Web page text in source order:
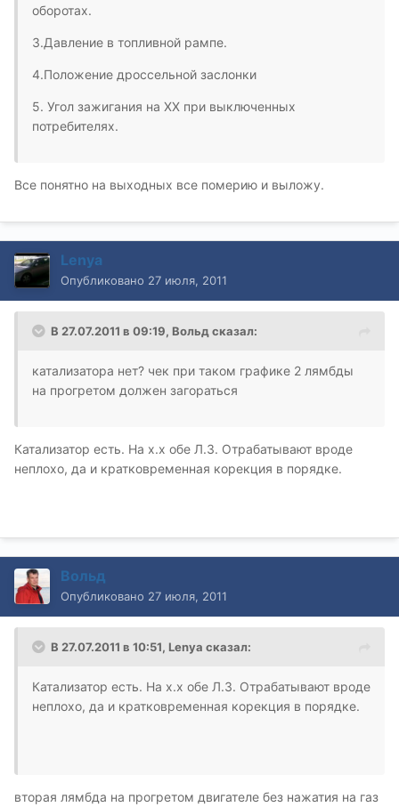
оборотах.
3.Давление в топливной рампе.
4.Положение дроссельной заслонки
5. Угол зажигания на ХХ при выключенных
потребителях.
Все понятно на выходных все померию и выложу.
Lenya
Опубликовано 27 июля, 2011
В 27.07.2011 в 09:19, Вольд сказал:
катализатора нет? чек при таком графике 2 лямбды
на прогретом должен загораться
Катализатор есть. На х.х обе Л.З. Отрабатывают вроде
неплохо, да и кратковременная корекция в порядке.
Вольд
Опубликовано 27 июля, 2011
В 27.07.2011 в 10:51, Lenya сказал:
Катализатор есть. На х.х обе Л.З. Отрабатывают вроде
неплохо, да и кратковременная корекция в порядке.
вторая лямбда на прогретом двигателе без нажатия на газ